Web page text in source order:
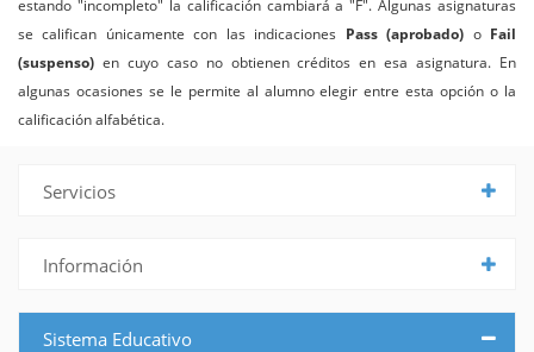
estando "incompleto" la calificación cambiará a "F". Algunas asignaturas
se califican únicamente con las indicaciones Pass (aprobado) o Fail
(suspenso) en cuyo caso no obtienen créditos en esa asignatura. En
algunas ocasiones se le permite al alumno elegir entre esta opción o la
calificación alfabética.
Servicios
Información
Sistema Educativo